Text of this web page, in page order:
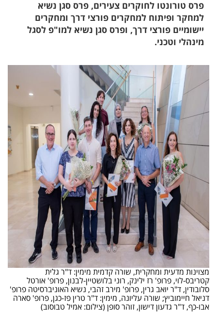
פרס טורונטו לחוקרים צעירים, פרס סגן נשיא
למחקר ופיתוח למחקרים פורצי דרך ומחקרים
יישומיים פורצי דרך, ופרס סגן נשיא למו"פ לסגל
מינהלי וטכני.
מצוינות מדעית ומחקרית, שורה קדמית מימין: ד"ר גלית
קטריבס-לוי, פרופ' רז ילינק, רוני בלושטיין-לבנון, פרופ' אורטל
סלובודין, ד"ר יואב גרין, פרופ' מירב זהבי, נשיא האוניברסיטה פרופ'
דניאל חיימוביץ; שורה עליונה, מימין: ד"ר טרין פז-כגן, פרופ' סארה
אבו-כף, ד"ר גדעון דישון, זוהר סופן (צילום: אמיל טבוסוב)